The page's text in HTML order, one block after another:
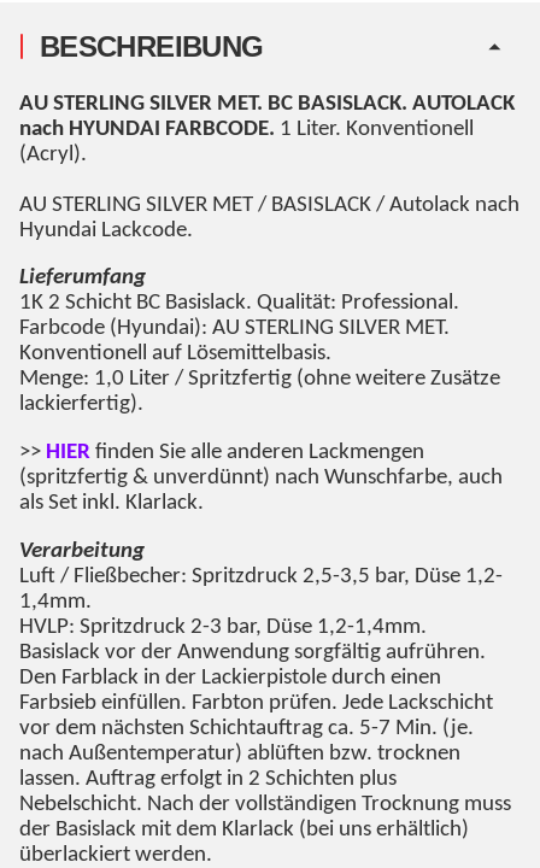
BESCHREIBUNG
AU STERLING SILVER MET. BC BASISLACK. AUTOLACK
nach HYUNDAI FARBCODE. 1 Liter. Konventionell
(Acryl).
AU STERLING SILVER MET / BASISLACK / Autolack nach
Hyundai Lackcode.
Lieferumfang
1K 2 Schicht BC Basislack. Qualität: Professional.
Farbcode (Hyundai): AU STERLING SILVER MET.
Konventionell auf Lösemittelbasis.
Menge: 1,0 Liter / Spritzfertig (ohne weitere Zusätze
lackierfertig).
>> HIER finden Sie alle anderen Lackmengen
(spritzfertig & unverdünnt) nach Wunschfarbe, auch
als Set inkl. Klarlack.
Verarbeitung
Luft / Fließbecher: Spritzdruck 2,5-3,5 bar, Düse 1,2-
1,4mm.
HVLP: Spritzdruck 2-3 bar, Düse 1,2-1,4mm.
Basislack vor der Anwendung sorgfältig aufrühren.
Den Farblack in der Lackierpistole durch einen
Farbsieb einfüllen. Farbton prüfen. Jede Lackschicht
vor dem nächsten Schichtauftrag ca. 5-7 Min. (je.
nach Außentemperatur) ablüften bzw. trocknen
lassen. Auftrag erfolgt in 2 Schichten plus
Nebelschicht. Nach der vollständigen Trocknung muss
der Basislack mit dem Klarlack (bei uns erhältlich)
überlackiert werden.